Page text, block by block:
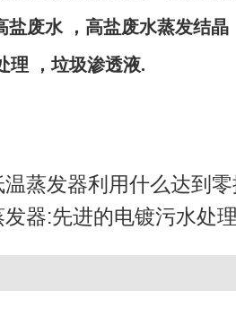
盐废水
，高盐废水蒸发结晶
理 ，垃圾渗透液.
温蒸发器利用什么达到
器:先进的电镀污水处